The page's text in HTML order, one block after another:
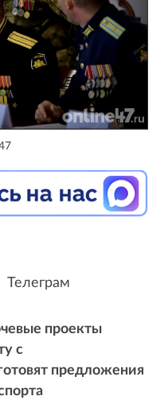
Телеграм
проекты
с
предложения